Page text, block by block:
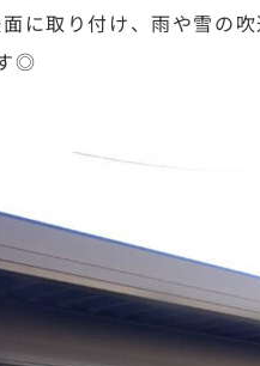
取り付け、雨や雪の吹
◎